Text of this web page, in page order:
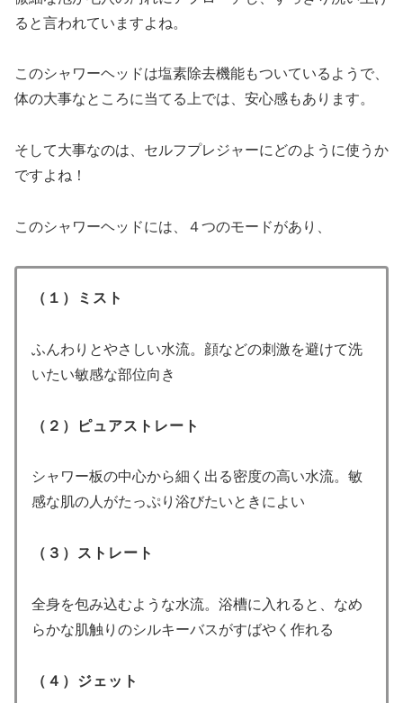
ると言われていますよね。
このシャワーヘッドは塩素除去機能もついているようで、
体の大事なところに当てる上では、安心感もあります。
そして大事なのは、セルフプレジャーにどのように使うか
ですよね！
このシャワーヘッドには、４つのモードがあり、
（１）ミスト
ふんわりとやさしい水流。顔などの刺激を避けて洗
いたい敏感な部位向き
（２）ピュアストレート
シャワー板の中心から細く出る密度の高い水流。敏
感な肌の人がたっぷり浴びたいときによい
（３）ストレート
全身を包み込むような水流。浴槽に入れると、なめ
らかな肌触りのシルキーバスがすばやく作れる
（４）ジェット